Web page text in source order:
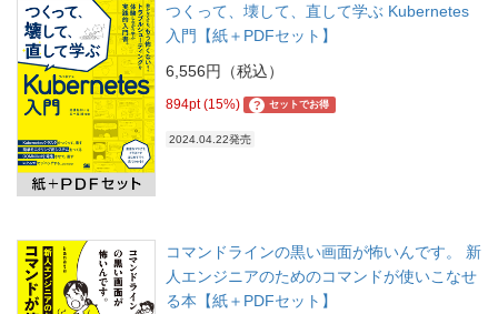
つくって、壊して、直して学ぶ Kubernetes
入門【紙＋PDFセット】
6,556円（税込）
894pt (15%) ? セットでお得
2024.04.22発売
コマンドラインの黒い画面が怖いんです。 新
人エンジニアのためのコマンドが使いこなせ
る本【紙＋PDFセット】